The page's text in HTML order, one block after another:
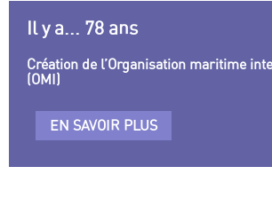
Il y a... 78 ans
Création de l’Organisation maritime
(OMI)
EN SAVOIR PLUS